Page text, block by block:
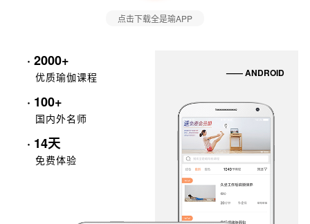
点击下载全是瑜APP
· 2000+
优质瑜伽课程
· 100+
国内外名师
· 14天
免费体验
—— ANDROID